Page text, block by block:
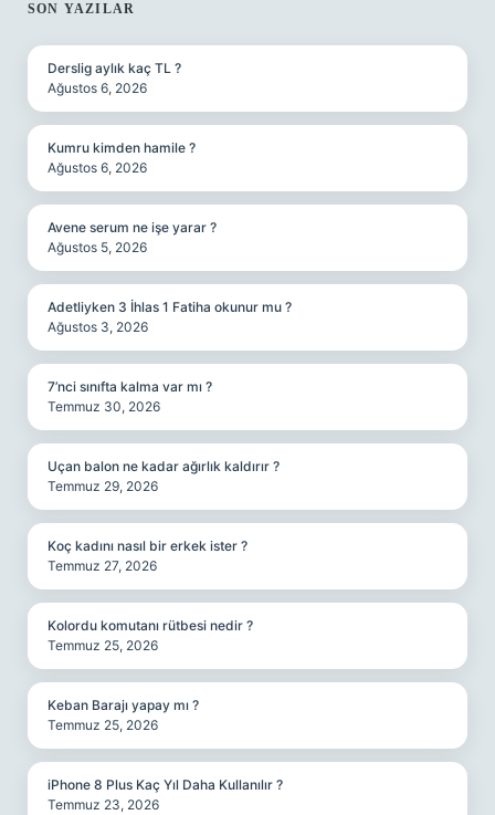
SIDEBAR
SON YAZILAR
Derslig aylık kaç TL ?
Ağustos 6, 2026
Kumru kimden hamile ?
Ağustos 6, 2026
Avene serum ne işe yarar ?
Ağustos 5, 2026
Adetliyken 3 İhlas 1 Fatiha okunur mu ?
Ağustos 3, 2026
7’nci sınıfta kalma var mı ?
Temmuz 30, 2026
Uçan balon ne kadar ağırlık kaldırır ?
Temmuz 29, 2026
Koç kadını nasıl bir erkek ister ?
Temmuz 27, 2026
Kolordu komutanı rütbesi nedir ?
Temmuz 25, 2026
Keban Barajı yapay mı ?
Temmuz 25, 2026
iPhone 8 Plus Kaç Yıl Daha Kullanılır ?
Temmuz 23, 2026